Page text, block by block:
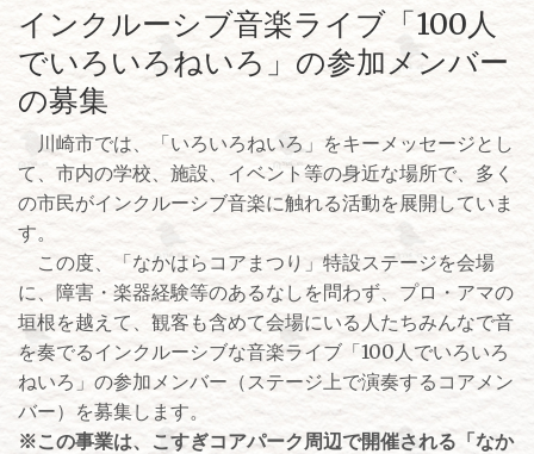
インクルーシブ音楽ライブ「100人
でいろいろねいろ」の参加メンバー
の募集
川崎市では、「いろいろねいろ」をキーメッセージとし
て、市内の学校、施設、イベント等の身近な場所で、多く
の市民がインクルーシブ音楽に触れる活動を展開していま
す。
この度、「なかはらコアまつり」特設ステージを会場
に、障害・楽器経験等のあるなしを問わず、プロ・アマの
垣根を越えて、観客も含めて会場にいる人たちみんなで音
を奏でるインクルーシブな音楽ライブ「100人でいろいろ
ねいろ」の参加メンバー（ステージ上で演奏するコアメン
バー）を募集します。
※この事業は、こすぎコアパーク周辺で開催される「なか